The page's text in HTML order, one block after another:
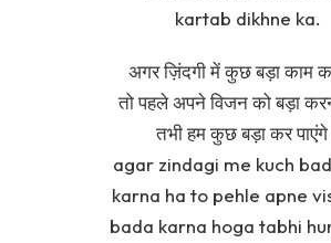
kartab dikhne ka.
अगर ज़िंदगी में कुछ बड़ा काम
तो पहले अपने विजन को बड़ा
तभी हम कुछ बड़ा कर
agar zindagi me kuch
karna ha to pehle apne
bada karna hoga tabhi